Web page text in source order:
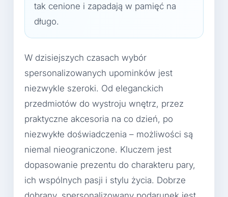
tak cenione i zapadają w pamięć na
długo.
W dzisiejszych czasach wybór
spersonalizowanych upominków jest
niezwykle szeroki. Od eleganckich
przedmiotów do wystroju wnętrz, przez
praktyczne akcesoria na co dzień, po
niezwykłe doświadczenia – możliwości są
niemal nieograniczone. Kluczem jest
dopasowanie prezentu do charakteru pary,
ich wspólnych pasji i stylu życia. Dobrze